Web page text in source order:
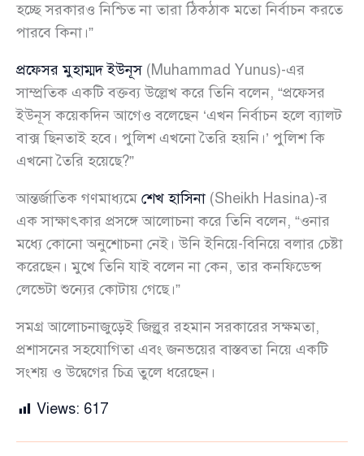
হচ্ছে সরকারও নিশ্চিত না তারা ঠিকঠাক মতো নির্বাচন করতে
পারবে কিনা।”
প্রফেসর মুহাম্মদ ইউনূস(Muhammad Yunus)-এর
সাম্প্রতিক একটি বক্তব্য উল্লেখ করে তিনি বলেন, “প্রফেসর
ইউনূস কয়েকদিন আগেও বলেছেন ‘এখন নির্বাচন হলে ব্যালট
বাক্স ছিনতাই হবে। পুলিশ এখনো তৈরি হয়নি।’ পুলিশ কি
এখনো তৈরি হয়েছে?”
আন্তর্জাতিক গণমাধ্যমে শেখ হাসিনা (Sheikh Hasina)-র
এক সাক্ষাৎকার প্রসঙ্গে আলোচনা করে তিনি বলেন, “ওনার
মধ্যে কোনো অনুশোচনা নেই। উনি ইনিয়ে-বিনিয়ে বলার চেষ্টা
করেছেন। মুখে তিনি যাই বলেন না কেন, তার কনফিডেন্স
লেভেটা শুন্যের কোটায় গেছে।”
সমগ্র আলোচনাজুড়েই জিল্লুর রহমান সরকারের সক্ষমতা,
প্রশাসনের সহযোগিতা এবং জনভয়ের বাস্তবতা নিয়ে একটি
সংশয় ও উদ্বেগের চিত্র তুলে ধরেছেন।
Views: 617